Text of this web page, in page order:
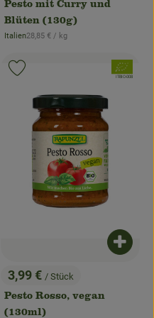
Pesto mit Curry und
Blüten (130g)
, Herkunft:
Italien, Referenzpreis:
28,85 € / kg
zum Warenkorb hinzufügen
, Preis:
3,99 € / Stück
Pesto Rosso, vegan
(130ml)
, Verband:
, Kontrollstelle:
IT-BIO-008
Produkt zu Favouriten hinzufügen